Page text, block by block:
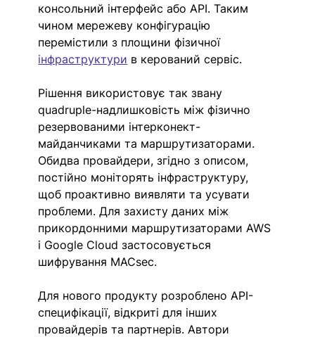
консольний інтерфейс або API. Таким
чином мережеву конфігурацію
перемістили з площини фізичної
інфраструктури в керований сервіс.
Рішення використовує так звану
quadruple-надлишковість між фізично
резервованими інтерконект-
майданчиками та маршрутизаторами.
Обидва провайдери, згідно з описом,
постійно моніторять інфраструктуру,
щоб проактивно виявляти та усувати
проблеми. Для захисту даних між
прикордонними маршрутизаторами AWS
і Google Cloud застосовується
шифрування MACsec.
Для нового продукту розроблено API-
специфікації, відкриті для інших
провайдерів та партнерів. Автори